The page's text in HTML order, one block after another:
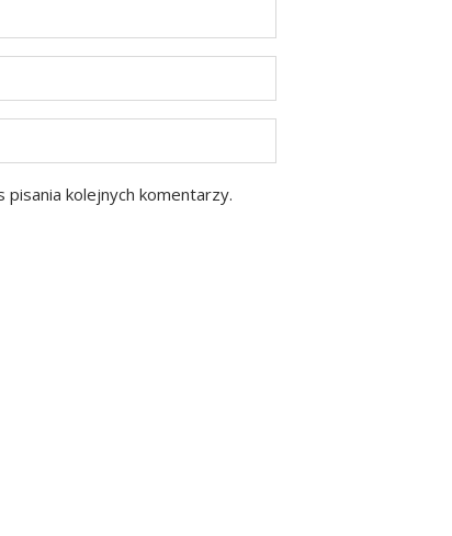
kolejnych komentarzy.